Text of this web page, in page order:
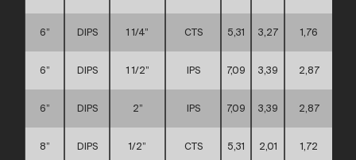
6” DIPS 1 1/4” CTS 5,31 3,27 1,76
6” DIPS 1 1/2” IPS 7,09 3,39 2,87
6” DIPS 2” IPS 7,09 3,39 2,87
8” DIPS 1/2” CTS 5,31 2,01 1,72